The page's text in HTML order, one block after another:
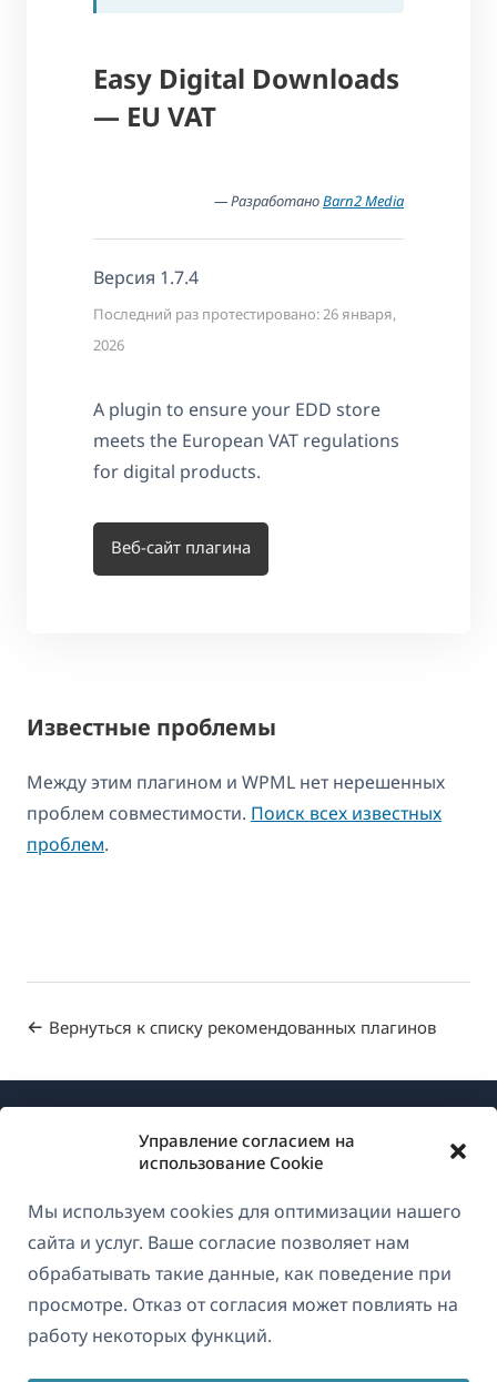
Управление согласием на
использование Cookie
Мы используем cookies для оптимизации нашего
сайта и услуг. Ваше согласие позволяет нам
обрабатывать такие данные, как поведение при
просмотре. Отказ от согласия может повлиять на
работу некоторых функций.
Easy Digital Downloads
— EU VAT
— РазработаноBarn2 Media
Версия 1.7.4
Последний раз протестировано: 26 января,
2026
A plugin to ensure your EDD store
meets the European VAT regulations
for digital products.
Веб-сайт плагина
Известные проблемы
Между этим плагином и WPML нет нерешенных
проблем совместимости. Поиск всех известных
проблем.
Вернуться к списку рекомендованных плагинов
О WPML
GDPR и политика конфиденциальности
Присоединяйтесь к нашей команде
(открывается